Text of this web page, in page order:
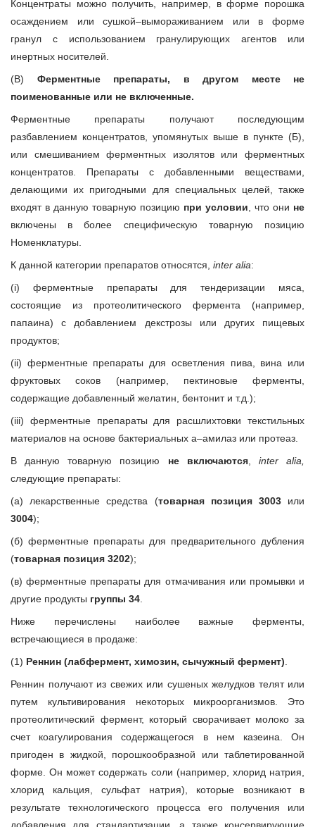
Концентраты можно получить, например, в форме порошка
осаждением или сушкой–вымораживанием или в форме
гранул с использованием гранулирующих агентов или
инертных носителей.
(В) Ферментные препараты, в другом месте не
поименованные или не включенные.
Ферментные препараты получают последующим
разбавлением концентратов, упомянутых выше в пункте (Б),
или смешиванием ферментных изолятов или ферментных
концентратов. Препараты с добавленными веществами,
делающими их пригодными для специальных целей, также
входят в данную товарную позицию при условии , что они не
включены в более специфическую товарную позицию
Номенклатуры.
К данной категории препаратов относятся, inter alia:
(i) ферментные препараты для тендеризации мяса,
состоящие из протеолитического фермента (например,
папаина) с добавлением декстрозы или других пищевых
продуктов;
(ii) ферментные препараты для осветления пива, вина или
фруктовых соков (например, пектиновые ферменты,
содержащие добавленный желатин, бентонит и т.д.);
(iii) ферментные препараты для расшлихтовки текстильных
материалов на основе бактериальных a–амилаз или протеаз.
В данную товарную позицию не включаются, inter alia,
следующие препараты:
(а) лекарственные средства (товарная позиция 3003 или
3004);
(б) ферментные препараты для предварительного дубления
(товарная позиция 3202);
(в) ферментные препараты для отмачивания или промывки и
другие продукты группы 34
Ниже перечислены наиболее важные ферменты,
встречающиеся в продаже:
(1) Реннин (лабфермент, химозин, сычужный фермент)
Реннин получают из свежих или сушеных желудков телят или
путем культивирования некоторых микроорганизмов. Это
протеолитический фермент, который сворачивает молоко за
счет коагулирования содержащегося в нем казеина. Он
пригоден в жидкой, порошкообразной или таблетированной
форме. Он может содержать соли (например, хлорид натрия,
хлорид кальция, сульфат натрия), которые возникают в
результате технологического процесса его получения или